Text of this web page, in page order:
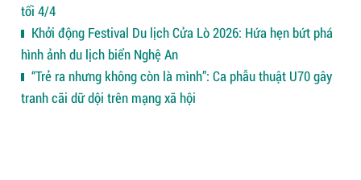
tối 4/4
Khởi động Festival Du lịch Cửa Lò 2026: Hứa hẹn bứt phá
hình ảnh du lịch biển Nghệ An
“Trẻ ra nhưng không còn là mình”: Ca phẫu thuật U70 gây
tranh cãi dữ dội trên mạng xã hội